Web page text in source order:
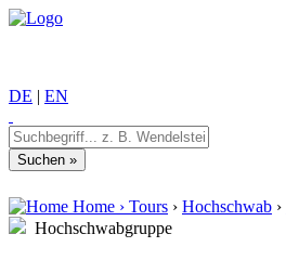
DE | EN
Home › Tours › Hochschwab ›
Hochschwabgruppe